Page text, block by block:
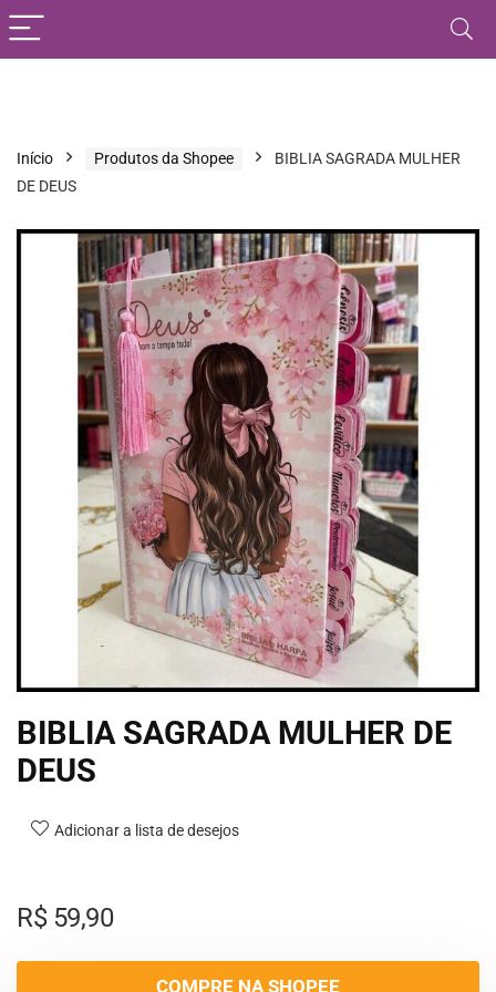
Início Produtos da Shopee
BIBLIA SAGRADA MULHER
DE DEUS
BIBLIA SAGRADA MULHER DE
DEUS
Adicionar a lista de desejos
R$59,90
COMPRE NA SHOPEE